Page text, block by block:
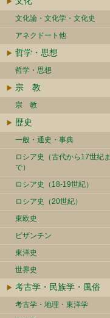
文化論・文化学・文化史
アネクドート他
哲学・思想
哲学・思想
宗 教
宗 教
歴史
一般・通史・事典
ロシア史（古代から17世紀ま
で）
ロシア史（18-19世紀）
ロシア史（20世紀）
東欧史
ビザンチン
東洋史
世界史
考古学・民族学・風俗
考古学・地理・東洋学